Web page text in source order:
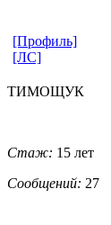
[Профиль]
[ЛС]
ТИМОЩУК
Стаж: 15 лет
Сообщений: 27